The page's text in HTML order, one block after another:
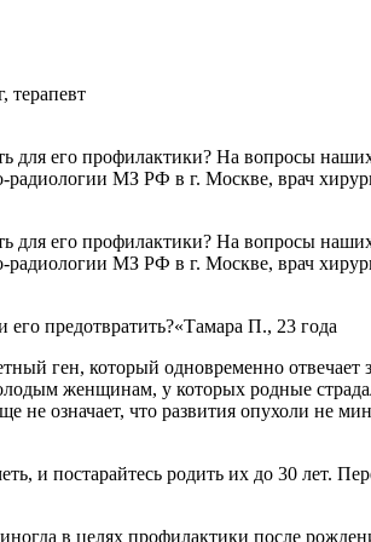
терапевт
его профилактики? На вопросы наших
радиологии МЗ РФ в г. Москве, врач
его профилактики? На вопросы наших
радиологии МЗ РФ в г. Москве, врач
предотвратить?«Тамара П., 23 года
ген, который одновременно
женщинам, у которых родные
не означает, что развития опухоли не
и постарайтесь родить их до 30 лет.
в целях профилактики после